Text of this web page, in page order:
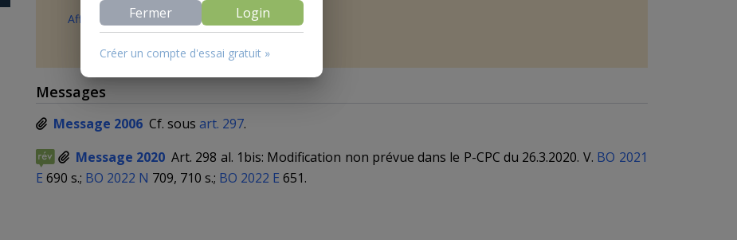
Afficher la version antérieure au 01.01.2025
Messages
Message 2006 Cf. sous art. 297.
Message 2020 Art. 298 al. 1bis: Modification non prévue dans le P-CPC du 26.3.2020. V. BO 2021
E 690 s.; BO 2022 N 709, 710 s.; BO 2022 E 651.
Fermer Login
Créer un compte d'essai gratuit »